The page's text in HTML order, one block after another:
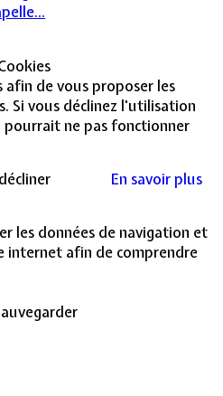
afin de vous proposer les
Si vous déclinez l'utilisation
pourrait ne pas fonctionner
En savoir plus
les données de navigation et
internet afin de comprendre